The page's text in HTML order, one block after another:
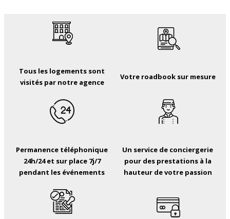
Tous les logements sont
visités par notre agence
Votre roadbook sur mesure
Permanence téléphonique
24h/24 et sur place 7j/7
pendant les événements
Un service de conciergerie
pour des prestations à la
hauteur de votre passion